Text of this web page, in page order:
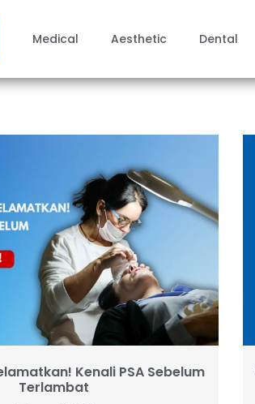
Medical Aesthetic Dental
Kenali PSA Sebelum
Terlambat